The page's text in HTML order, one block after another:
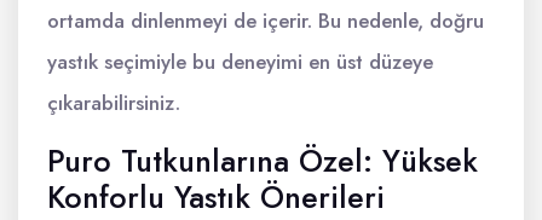
ortamda dinlenmeyi de içerir. Bu nedenle, doğru
yastık seçimiyle bu deneyimi en üst düzeye
çıkarabilirsiniz.
Puro Tutkunlarına Özel: Yüksek
Konforlu Yastık Önerileri